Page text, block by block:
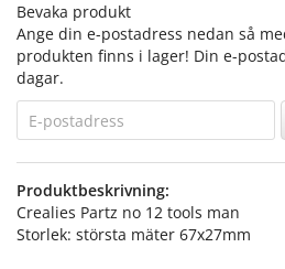
Bevaka produkt
Ange din e-postadress nedan så
produkten finns i lager! Din e-
dagar.
Produktbeskrivning:
Crealies Partz no 12 tools man
Storlek: största mäter 67x27mm